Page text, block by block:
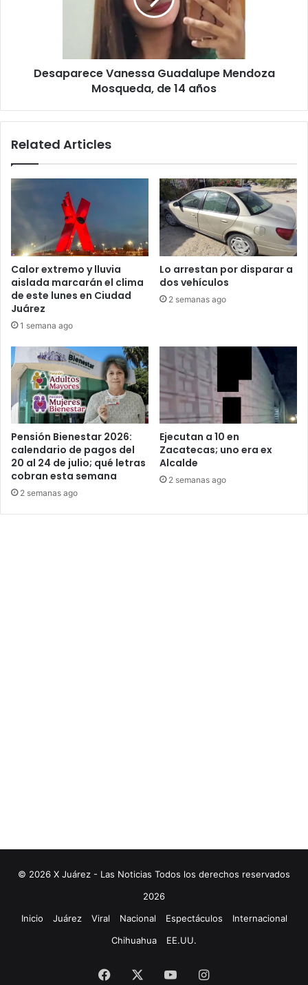
Desaparece Vanessa Guadalupe Mendoza
Mosqueda, de 14 años
Related Articles
Calor extremo y lluvia
aislada marcarán el clima
de este lunes en Ciudad
Juárez
1 semana ago
Lo arrestan por disparar a
dos vehículos
2 semanas ago
Pensión Bienestar 2026:
calendario de pagos del
20 al 24 de julio; qué letras
cobran esta semana
2 semanas ago
Ejecutan a 10 en
Zacatecas; uno era ex
Alcalde
2 semanas ago
© 2026 X Juárez - Las Noticias Todos los derechos reservados
2026
Inicio
Juárez Viral Nacional Espectáculos
Internacional
Chihuahua
EE.UU.
Facebook YouTubeInstagram